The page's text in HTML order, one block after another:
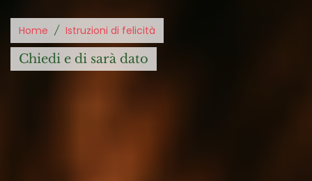
Home Istruzioni di felicità
chiedi e di sarà dato